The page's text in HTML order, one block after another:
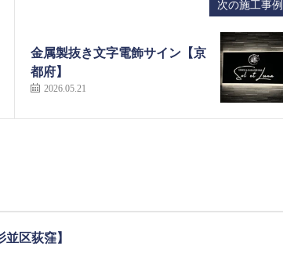
次の施工事例
金属製抜き文字電飾サイン【京
都府】
2026.05.21
区荻窪】